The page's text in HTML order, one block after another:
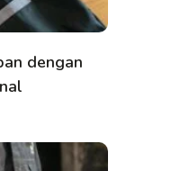
dengan